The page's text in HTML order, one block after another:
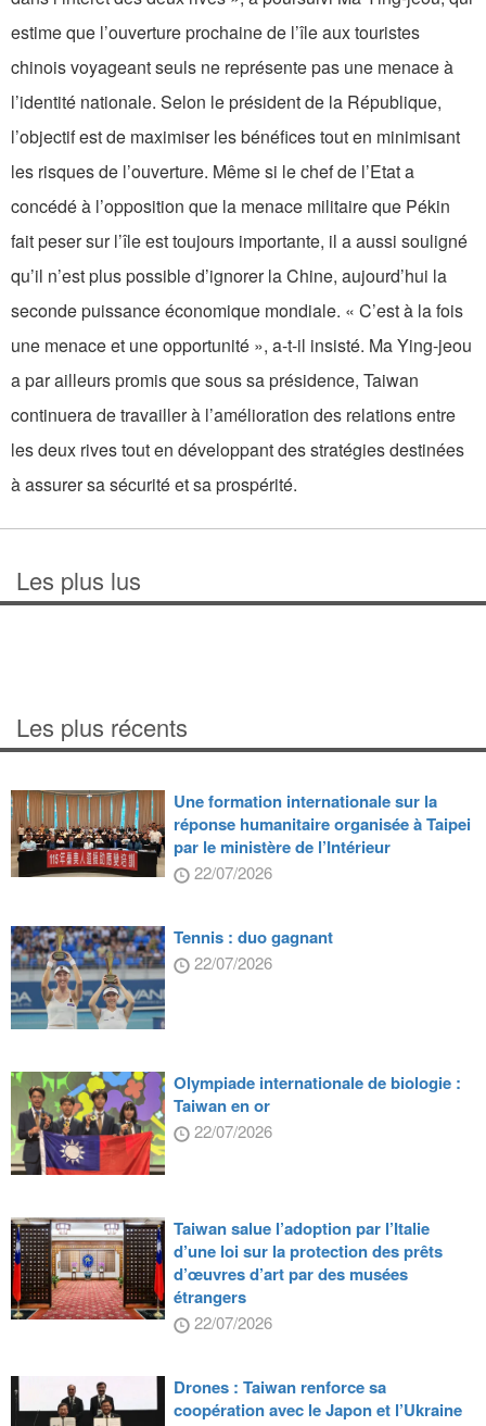
estime que l’ouverture prochaine de l’île aux touristes
chinois voyageant seuls ne représente pas une menace à
l’identité nationale. Selon le président de la République,
l’objectif est de maximiser les bénéfices tout en minimisant
les risques de l’ouverture. Même si le chef de l’Etat a
concédé à l’opposition que la menace militaire que Pékin
fait peser sur l’île est toujours importante, il a aussi souligné
qu’il n’est plus possible d’ignorer la Chine, aujourd’hui la
seconde puissance économique mondiale. « C’est à la fois
une menace et une opportunité », a-t-il insisté. Ma Ying-jeou
a par ailleurs promis que sous sa présidence, Taiwan
continuera de travailler à l’amélioration des relations entre
les deux rives tout en développant des stratégies destinées
à assurer sa sécurité et sa prospérité.
Les plus lus
Les plus récents
Une formation internationale sur la
réponse humanitaire organisée à Taipei
par le ministère de l’Intérieur
22/07/2026
Tennis : duo gagnant
22/07/2026
Olympiade internationale de biologie :
Taiwan en or
22/07/2026
Taiwan salue l’adoption par l’Italie
d’une loi sur la protection des prêts
d’œuvres d’art par des musées
étrangers
22/07/2026
Drones : Taiwan renforce sa
coopération avec le Japon et l’Ukraine